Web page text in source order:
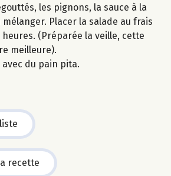
les pignons, la sauce à la
Placer la salade au frais
heures. (Préparée la veille, cette
meilleure).
du pain pita.
recette